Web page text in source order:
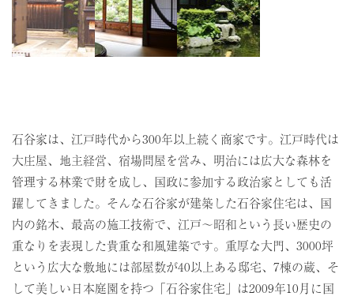
石谷家は、江戸時代から300年以上続く商家です。江戸時代は
大庄屋、地主経営、宿場問屋を営み、明治には広大な森林を
管理する林業で財を成し、国政に参加する政治家としても活
躍してきました。そんな石谷家が建築した石谷家住宅は、国
内の銘木、最高の施工技術で、江戸～昭和という長い歴史の
重なりを表現した貴重な和風建築です。重厚な大門、3000坪
という広大な敷地には部屋数が40以上ある邸宅、7棟の蔵、そ
して美しい日本庭園を持つ「石谷家住宅」は2009年10月に国